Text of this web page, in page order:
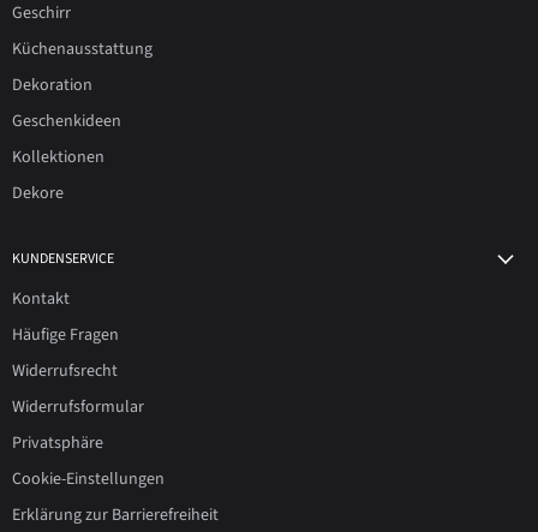
Geschirr
Küchenausstattung
Dekoration
Geschenkideen
Kollektionen
Dekore
KUNDENSERVICE
Kontakt
Häufige Fragen
Widerrufsrecht
Widerrufsformular
Privatsphäre
Cookie-Einstellungen
Erklärung zur Barrierefreiheit